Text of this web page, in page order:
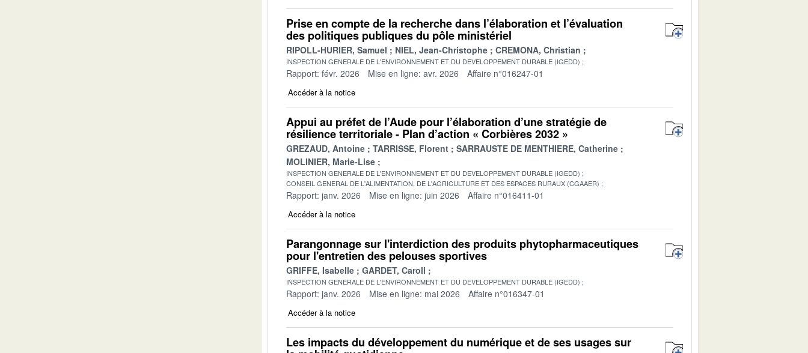
Prise en compte de la recherche dans l’élaboration et l’évaluation
des politiques publiques du pôle ministériel
RIPOLL-HURIER, Samuel NIEL, Jean-Christophe CREMONA, Christian
INSPECTION GENERALE DE L'ENVIRONNEMENT ET DU DEVELOPPEMENT DURABLE (IGEDD)
Rapport: févr. 2026 Mise en ligne: avr. 2026 Affaire n°016247-01
Accéder à la notice
Appui au préfet de l’Aude pour l’élaboration d’une stratégie de
résilience territoriale - Plan d’action « Corbières 2032 »
GREZAUD, Antoine TARRISSE, Florent
SARRAUSTE DE MENTHIERE, Catherine
MOLINIER, Marie-Lise
INSPECTION GENERALE DE L'ENVIRONNEMENT ET DU DEVELOPPEMENT DURABLE (IGEDD)
CONSEIL GENERAL DE L'ALIMENTATION, DE L'AGRICULTURE ET DES ESPACES RURAUX (CGAAER)
Rapport: janv. 2026 Mise en ligne: juin 2026 Affaire n°016411-01
Accéder à la notice
Parangonnage sur l'interdiction des produits phytopharmaceutiques
pour l'entretien des pelouses sportives
GRIFFE, Isabelle GARDET, Caroll
INSPECTION GENERALE DE L'ENVIRONNEMENT ET DU DEVELOPPEMENT DURABLE (IGEDD)
Rapport: janv. 2026 Mise en ligne: mai 2026 Affaire n°016347-01
Accéder à la notice
Les impacts du développement du numérique et de ses usages sur